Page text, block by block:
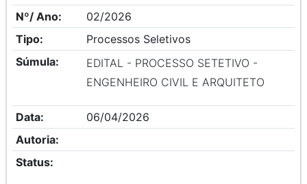
Nº/ Ano:
02/2026
Tipo:
Processos Seletivos
Súmula:
EDITAL - PROCESSO SETETIVO -
ENGENHEIRO CIVIL E ARQUITETO
Data:
06/04/2026
Autoria:
Status: